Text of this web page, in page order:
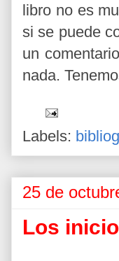
libro no es
si se puede
un
nada.
Labels:
25 de
Los